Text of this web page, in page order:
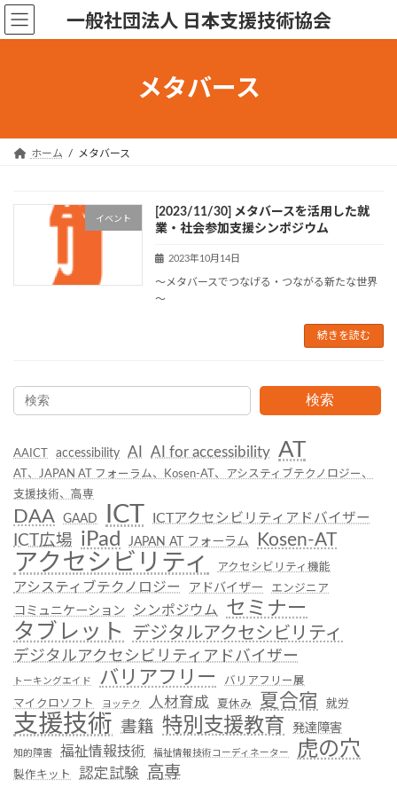
コ
ン
キ
ナ
ビ
に
一般社団法人 日本支援技術協会
メタバース
ホーム メタバース
イベント
[2023/11/30] メタバースを活用した就
業・社会参加支援シンポジウム
2023年10月14日
～メタバースでつなげる・つながる新たな世界
～
続きを読む
検索
AAICT accessibility AI AI for accessibility AT
AT、JAPAN AT フォーラム、Kosen-AT、アシスティブテクノロジー、
支援技術、高専
DAA GAAD ICT ICTアクセシビリティアドバイザー
ICT広場 iPad JAPAN AT フォーラム Kosen-AT
アクセシビリティ アクセシビリティ機能
アシスティブテクノロジー アドバイザー エンジニア
コミュニケーション シンポジウム セミナー
タブレット デジタルアクセシビリティ
デジタルアクセシビリティアドバイザー
トーキングエイド バリアフリー バリアフリー展
マイクロソフト ヨッテク 人材育成 夏休み 夏合宿 就労
支援技術 書籍 特別支援教育 発達障害
知的障害 福祉情報技術 福祉情報技術コーディネーター 虎の穴
製作キット 認定試験 高専